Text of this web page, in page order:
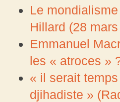
Le
Hillard (28
Emmanuel
les « atroces »
« il serait
djihadiste »